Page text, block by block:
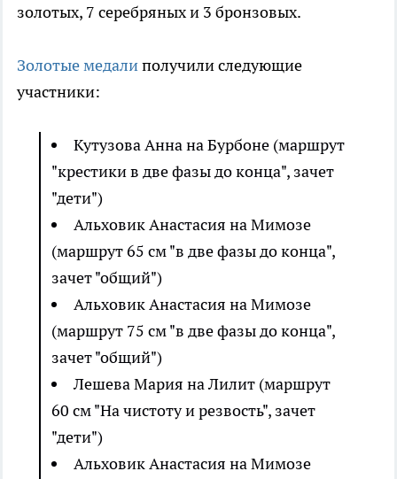
золотых, 7 серебряных и 3 бронзовых.
Золотые медалиполучили следующие
участники:
Кутузова Анна на Бурбоне (маршрут
"крестики в две фазы до конца", зачет
"дети")
Альховик Анастасия на Мимозе
(маршрут 65 см "в две фазы до конца",
зачет "общий")
Альховик Анастасия на Мимозе
(маршрут 75 см "в две фазы до конца",
зачет "общий")
Лешева Мария на Лилит (маршрут
60 см "На чистоту и резвость", зачет
"дети")
Альховик Анастасия на Мимозе